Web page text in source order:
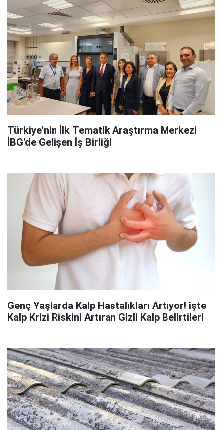
Türkiye'nin İlk Tematik Araştırma Merkezi
İBG'de Gelişen İş Birliği
Genç Yaşlarda Kalp Hastalıkları Artıyor! işte
Kalp Krizi Riskini Artıran Gizli Kalp Belirtileri